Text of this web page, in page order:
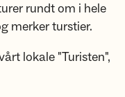
rundt om i hele
merker turstier.
lokale "Turisten",